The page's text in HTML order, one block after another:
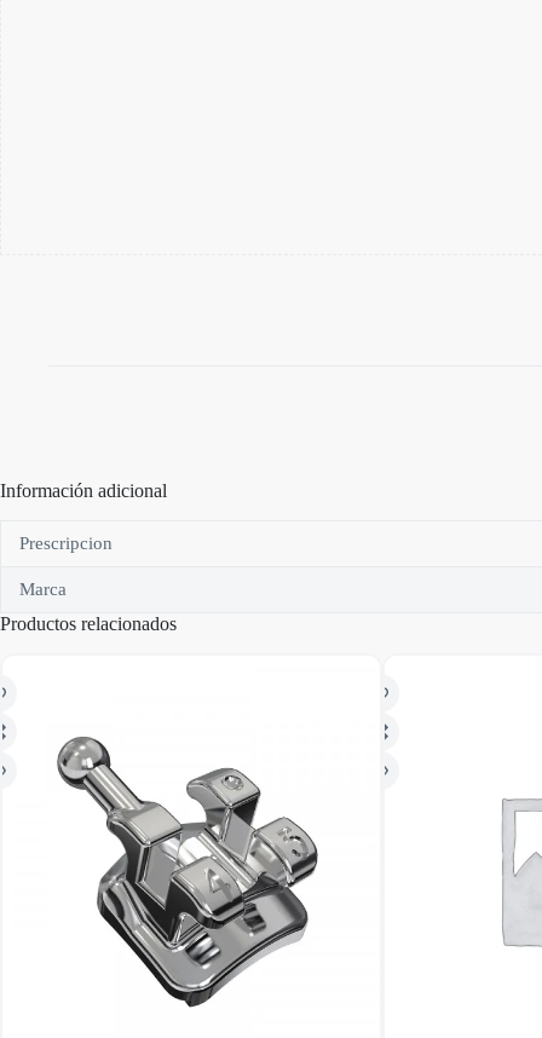
Información adicional
Prescripcion
Marca
Productos relacionados